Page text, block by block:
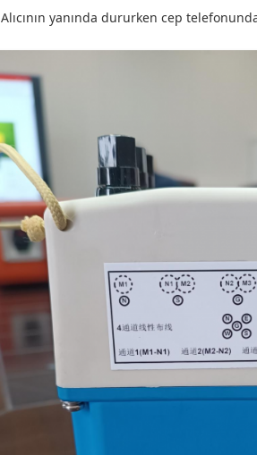
Alıcının yanında dururken cep